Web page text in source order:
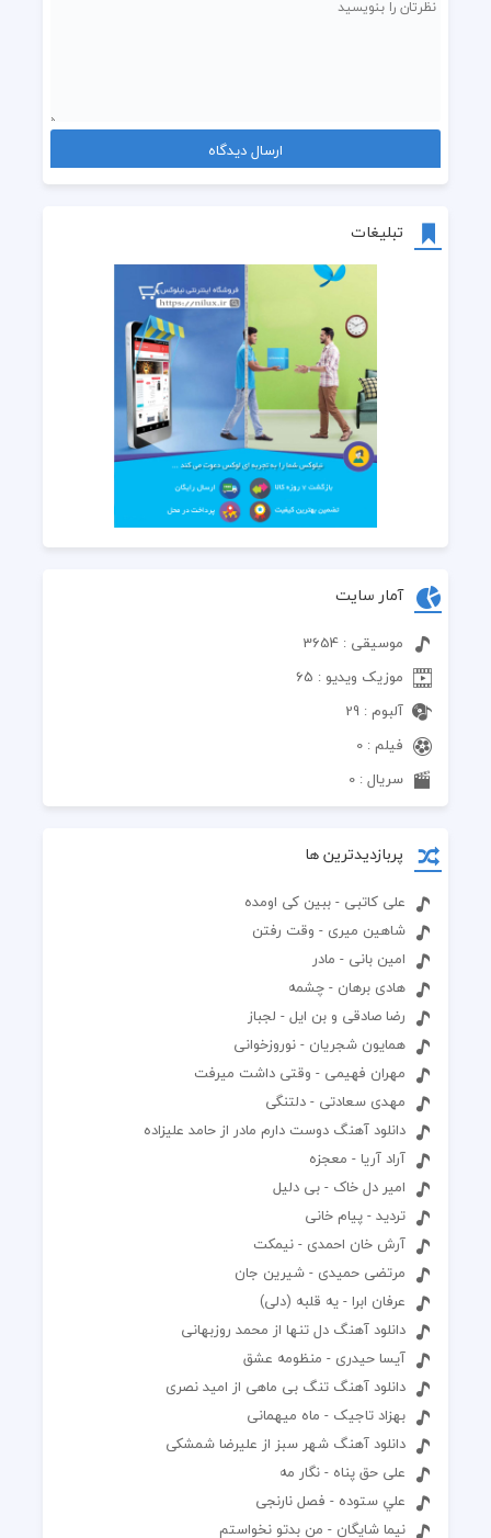
تبلیغات
آمار سایت
موسیقی : 3654
موزیک ویدیو : 65
آلبوم : 29
فیلم : 0
سریال : 0
پربازدیدترین ها
علی کاتبی - ببین کی اومده
شاهین میری - وقت رفتن
امین بانی - مادر
هادی برهان - چشمه
رضا صادقی و بن ایل - لجباز
همایون شجریان - نوروزخوانی
مهران فهیمی - وقتی داشت میرفت
مهدی سعادتی - دلتنگی
دانلود آهنگ دوست دارم مادر از حامد علیزاده
آراد آریا - معجزه
امیر دل خاک - بی دلیل
تردید - پیام خانی
آرش خان احمدی - نیمکت
مرتضی حمیدی - شیرین جان
عرفان ابرا - یه قلبه (دلی)
دانلود آهنگ دل تنها از محمد روزبهانی
آیسا حیدری - منظومه عشق
دانلود آهنگ تنگ بی ماهی از امید نصری
بهزاد تاجیک - ماه میهمانی
دانلود آهنگ شهر سبز از علیرضا شمشکی
علی حق پناه - نگار مه
علي ستوده - فصل نارنجی
نیما شایگان - من بدتو نخواستم